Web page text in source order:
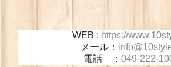
WEB : https://
メール：
電話 ： 049-222-